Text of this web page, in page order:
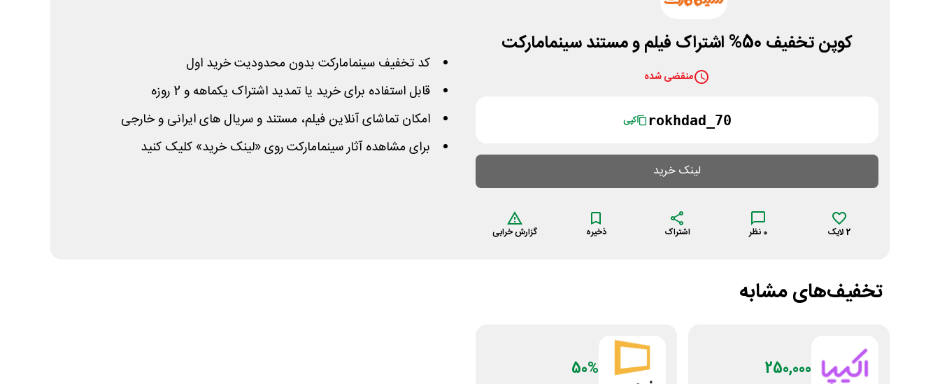
کوپن تخفیف 50% اشتراک فیلم و مستند سینمامارکت
منقضی شده
rokhdad_70 کپی
لینک خرید
2 لایک 0 نظر اشتراک ذخیره گزارش خرابی
کد تخفیف سینمامارکت بدون محدودیت خرید اول
قابل استفاده برای خرید یا تمدید اشتراک یکماهه و 2 روزه
امکان تماشای آنلاین فیلم، مستند و سریال های ایرانی و خارجی
برای مشاهده آثار سینمامارکت روی «لینک خرید» کلیک کنید
تخفیف‌های مشابه
250,000
50%